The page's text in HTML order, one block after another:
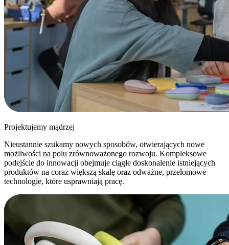
Projektujemy mądrzej
Nieustannie szukamy nowych sposobów, otwierających nowe
możliwości na polu zrównoważonego rozwoju. Kompleksowe
podejście do innowacji obejmuje ciągłe doskonalenie istniejących
produktów na coraz większą skalę oraz odważne, przełomowe
technologie, które usprawniają pracę.